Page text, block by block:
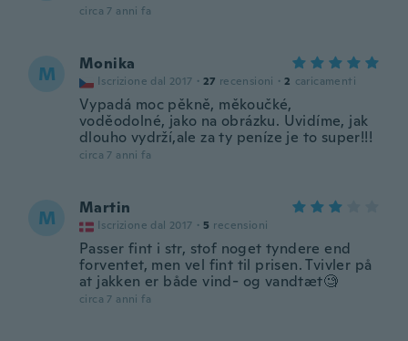
circa 7 anni fa
M Monika
Iscrizione dal 2017 · 27 recensioni · 2 caricamenti
Vypadá moc pěkně, měkoučké,
voděodolné, jako na obrázku. Uvidíme, jak
dlouho vydrží,ale za ty peníze je to super!!!
circa 7 anni fa
M Martin
Iscrizione dal 2017 · 5 recensioni
Passer fint i str, stof noget tyndere end
forventet, men vel fint til prisen. Tvivler på
at jakken er både vind- og vandtæt🧐
circa 7 anni fa